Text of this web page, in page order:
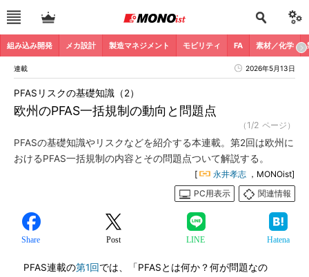
組み込み開発 メカ設計 製造マネジメント モビリティ FA 素材／化学
連載 2026年5月13日
欧州のPFAS一括規制の動向と問題点
PFASリスクの基礎知識（2）
（1/2 ページ）
PFASの基礎知識やリスクなどを紹介する本連載。第2回は欧州に
おけるPFAS一括規制の内容とその問題点ついて解説する。
[ 永井孝志 ，MONOist]
PC用表示
関連情報
Share Post LINE Hatena
PFAS連載の第1回では、「PFASとは何か？何が問題なの